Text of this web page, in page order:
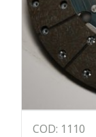
COD: 1110